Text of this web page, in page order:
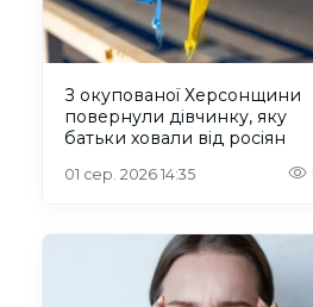
З окупованої Херсонщини
повернули дівчинку, яку
батьки ховали від росіян
01 сер. 2026 14:35